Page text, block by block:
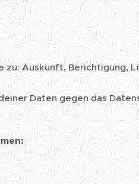
Auskunft, Berichtigung,
Daten gegen das